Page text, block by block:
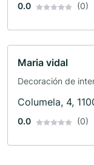
0.0 (0)
Maria vidal
Decoración de
Columela, 4,
0.0 (0)